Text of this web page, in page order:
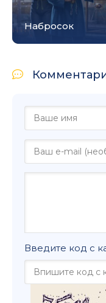
Набросок
Введите код с